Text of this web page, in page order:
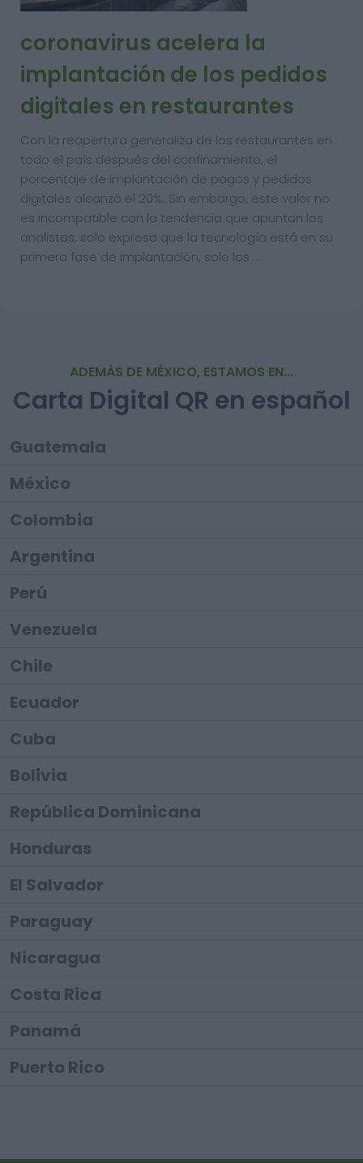
coronavirus acelera la
implantación de los pedidos
digitales en restaurantes
Con la reapertura generaliza de los restaurantes en
todo el país después del confinamiento, el
porcentaje de implantación de pagos y pedidos
digitales alcanzó el 20%. Sin embargo, este valor no
es incompatible con la tendencia que apuntan los
analistas, solo expresa que la tecnología está en su
primera fase de implantación, solo los …
ADEMÁS DE MÉXICO, ESTAMOS EN...
Carta Digital QR en español
Guatemala
México
Colombia
Argentina
Perú
Venezuela
Chile
Ecuador
Cuba
Bolivia
República Dominicana
Honduras
El Salvador
Paraguay
Nicaragua
Costa Rica
Panamá
Puerto Rico